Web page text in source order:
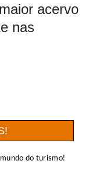
acervo
nas
do turismo!